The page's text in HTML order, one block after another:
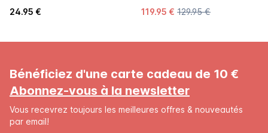
24.95 €
119.95 € 129.95 €
Bénéficiez d'une carte cadeau de 10 €
Abonnez-vous à la newsletter
Vous recevrez toujours les meilleures offres & nouveautés
par email!